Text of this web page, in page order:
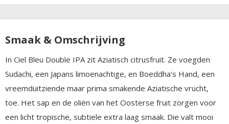
Smaak & Omschrijving
In Ciel Bleu Double IPA zit Aziatisch citrusfruit. Ze voegden
Sudachi, een Japans limoenachtige, en Boeddha's Hand, een
vreemduitziende maar prima smakende Aziatische vrucht,
toe. Het sap en de oliën van het Oosterse fruit zorgen voor
een licht tropische, subtiele extra laag smaak. Die valt mooi